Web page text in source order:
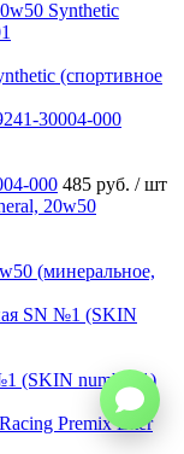
(спортивное
000 485 руб. / шт
(минеральное,
(SKIN number 1)